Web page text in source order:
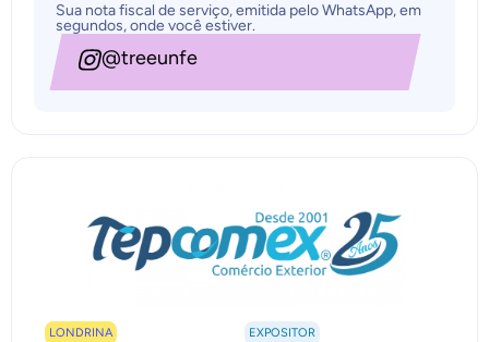
Sua nota fiscal de serviço, emitida pelo WhatsApp, em
segundos, onde você estiver.
@treeunfe
LONDRINA EXPOSITOR